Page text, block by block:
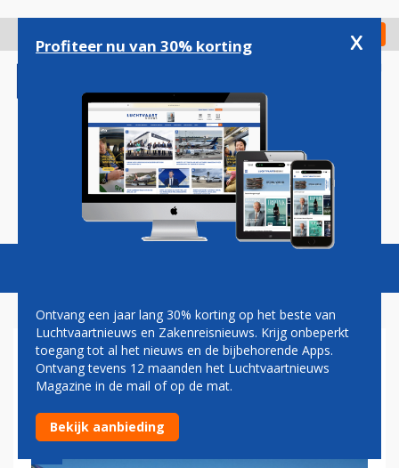
gaan
Check in
Magazine Podcasts Vacatures
AIR TRANSAT VOOR HET
EERST GELAND OP CURAÇAO
Profiteer nu van 30% korting x
Ontvang een jaar lang 30% korting op het beste van
Luchtvaartnieuws en Zakenreisnieuws. Krijg onbeperkt
toegang tot al het nieuws en de bijbehorende Apps.
Ontvang tevens 12 maanden het Luchtvaartnieuws
Magazine in de mail of op de mat.
Bekijk aanbieding